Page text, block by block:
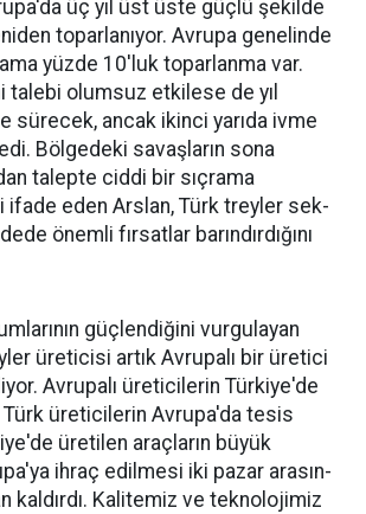
üç yıl üst üste güçlü şe­kilde
to­parlanıyor. Avrupa genelinde
yüzde 10'luk toparlanma var.
talebi olumsuz etkilese de yıl
sürecek, ancak ikinci yarıda ivme
Bölgedeki savaşların sona
talepte ciddi bir sıçrama
ifa­de eden Arslan, Türk treyler sek­
önemli fır­satlar barındırdığını
güçlendiğini vurgulayan
üreticisi artık Avru­palı bir üretici
Avrupalı üreticile­rin Türkiye'de
Türk üreticilerin Avru­pa'da tesis
üreti­len araçların büyük
ihraç edilme­si iki pazar arasın­
kaldırdı. Kalitemiz ve teknolojimiz